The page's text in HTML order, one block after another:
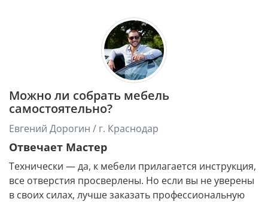
Можно ли собрать мебель
самостоятельно?
Евгений Дорогин / г. Краснодар
Отвечает Мастер
Технически — да, к мебели прилагается инструкция,
все отверстия просверлены. Но если вы не уверены
в своих силах, лучше заказать профессиональную